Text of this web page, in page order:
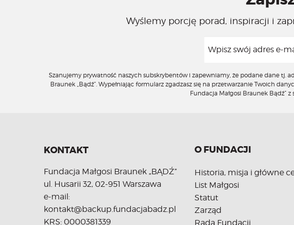
Wyślemy porcję porad, inspiracji i
Szanujemy prywatność naszych subskrybentów i zapewniamy, że podane dane tj.
Braunek „Bądź”. Wypełniając formularz zgadzasz się na przetwarzanie Twoich
Fundacja Małgosi Braunek Bądź” z
KONTAKT
Fundacja Małgosi Braunek „BĄDŹ”
ul. Husarii 32, 02-951 Warszawa
e-mail:
kontakt@backup.fundacjabadz.pl
KRS: 0000381339
O FUNDACJI
Historia, misja i główne
List Małgosi
Statut
Zarząd
Rada Fundacji